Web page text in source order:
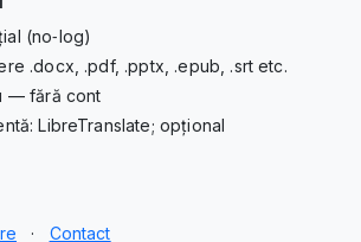
(no‑log)
.docx, .pdf, .pptx, .epub, .srt etc.
— fără cont
LibreTranslate; opțional
· Contact